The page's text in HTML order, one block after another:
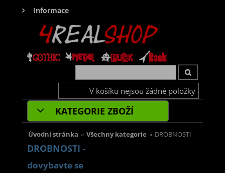
Informace
V košíku nejsou žádné položky
KATEGORIE ZBOŽÍ
Úvodní stránka » Všechny kategorie » DROBNOSTI
DROBNOSTI -
dovybavte se